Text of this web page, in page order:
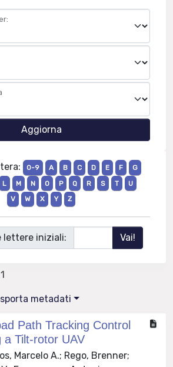
0-9 A B C D E F
G
L M N O P Q R S T
U
V
W X Y Z
lettere iniziali:
metadati
Path Tracking Control
a Tilt-rotor UAV
Marcelo A.; Rego, Brenner;